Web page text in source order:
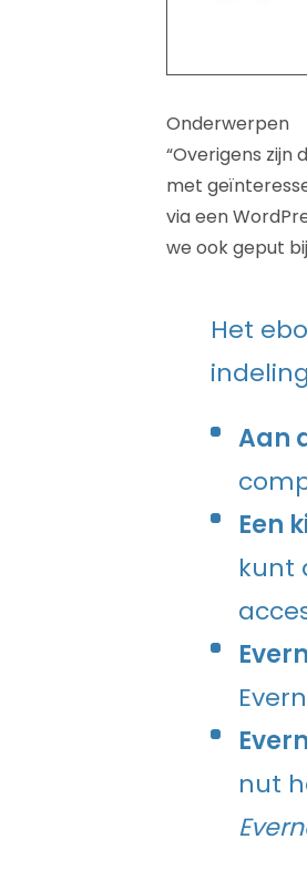
Onderwerpen
“Overigens
met
via een
we ook geput
Het
Aan
Een
kunt
nut